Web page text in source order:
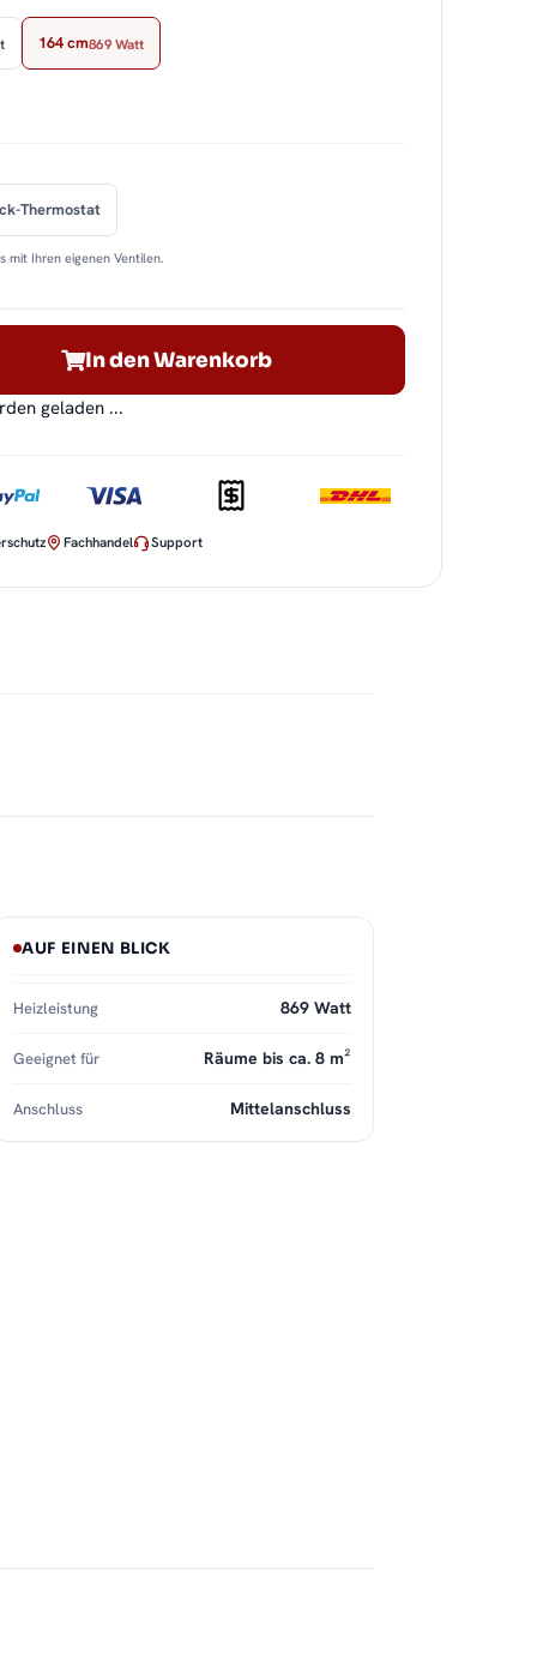
164 cm869 Watt
Thermostat
mit Ihren eigenen Ventilen.
In den Warenkorb
geladen ...
Fachhandel Support
AUF EINEN BLICK
Heizleistung 869 Watt
Geeignet für Räume bis ca. 8 m²
Anschluss Mittelanschluss